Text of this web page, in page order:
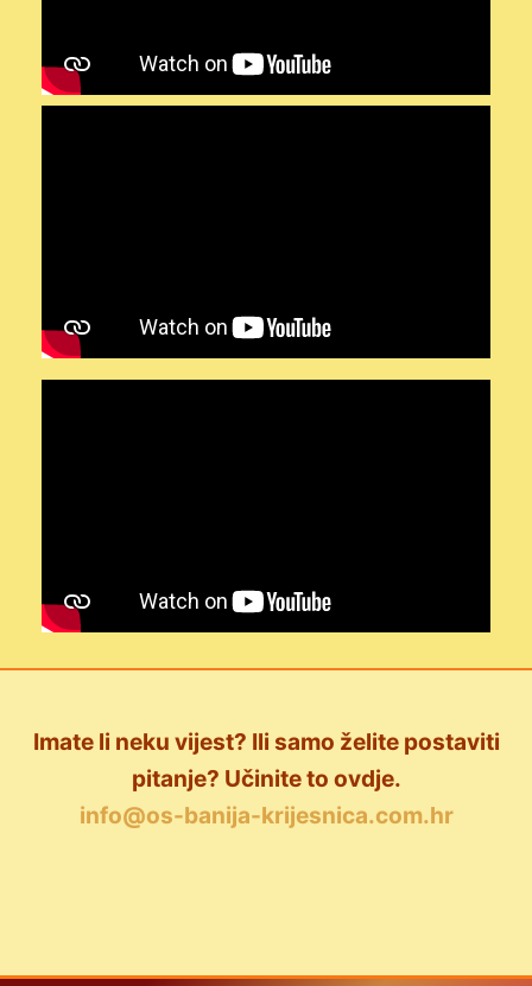
Imate li neku vijest? Ili samo želite postaviti
pitanje? Učinite to ovdje.
info@os-banija-krijesnica.com.hr